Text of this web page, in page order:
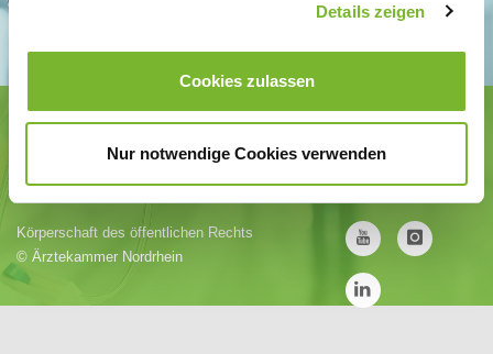
Details zeigen
Cookies zulassen
Nur notwendige Cookies verwenden
Ärztekammer Nordrhein
0211 / 4302-0· Fax 0211 / 4302 2009
E-Mail:aerztekammer@aekno.de
Körperschaft des öffentlichen Rechts
© Ärztekammer Nordrhein